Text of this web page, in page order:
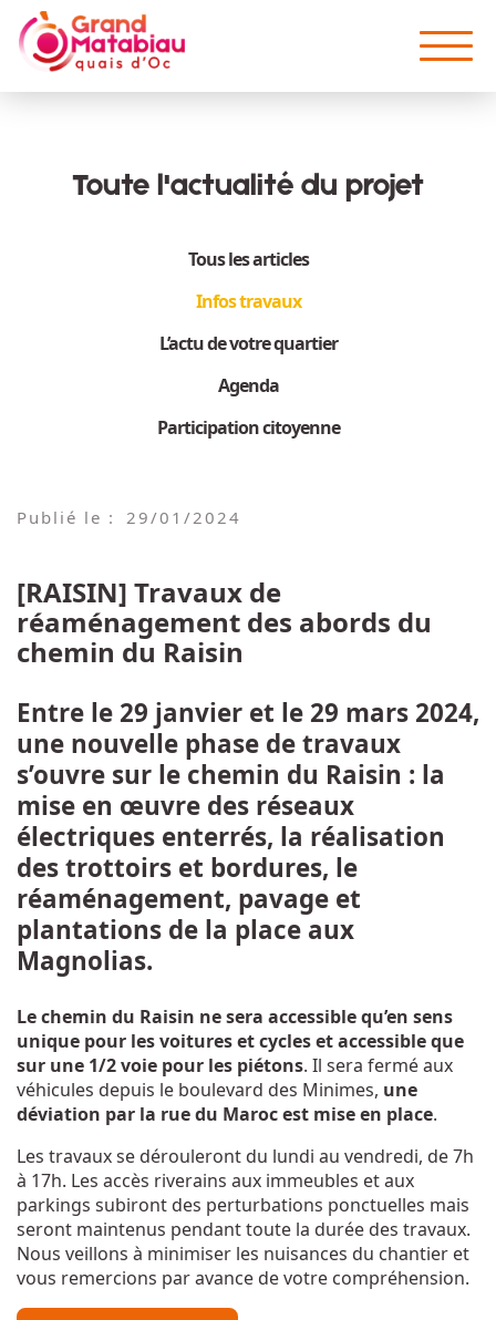
Aller au contenu principal
Toute l'actualité du projet
Tous les articles
Infos travaux
L’actu de votre quartier
Agenda
Participation citoyenne
Publié le : 29/01/2024
[RAISIN] Travaux de
réaménagement des abords du
chemin du Raisin
Entre le 29 janvier et le 29 mars 2024,
une nouvelle phase de travaux
s’ouvre sur le chemin du Raisin : la
mise en œuvre des réseaux
électriques enterrés, la réalisation
des trottoirs et bordures, le
réaménagement, pavage et
plantations de la place aux
Magnolias.
Le chemin du Raisin ne sera accessible qu’en sens
unique pour les voitures et cycles et accessible que
sur une 1/2 voie pour les piétons. Il sera fermé aux
véhicules depuis le boulevard des Minimes, une
déviation par la rue du Maroc est mise en place.
Les travaux se dérouleront du lundi au vendredi, de 7h
à 17h. Les accès riverains aux immeubles et aux
parkings subiront des perturbations ponctuelles mais
seront maintenus pendant toute la durée des travaux.
Nous veillons à minimiser les nuisances du chantier et
vous remercions par avance de votre compréhension.